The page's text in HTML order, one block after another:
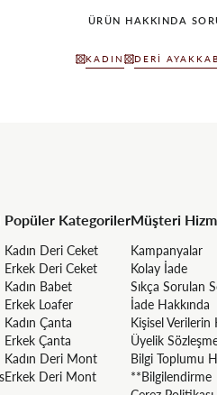
ÜRÜN HAKKINDA
KADIN DERI
Popüler Kategoriler
Kadın Deri Ceket
Erkek Deri Ceket
Kadın Babet
Erkek Loafer
Kadın Çanta
Erkek Çanta
Kadın Deri Mont
Erkek Deri Mont
Müşteri
Kampanyalar
Kolay İade
Sıkça Sorulan
İade Hakkında
Kişisel Verilerin
Üyelik
Bilgi Toplumu
**Bilgilendirme